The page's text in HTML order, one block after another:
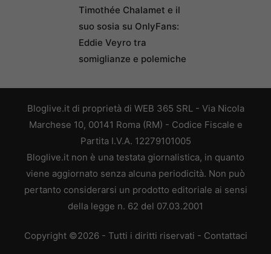
Timothée Chalamet e il
suo sosia su OnlyFans:
Eddie Veyro tra
somiglianze e polemiche
Bloglive.it di proprietà di WEB 365 SRL - Via Nicola
Marchese 10, 00141 Roma (RM) - Codice Fiscale e
Partita I.V.A. 12279101005
Bloglive.it non è una testata giornalistica, in quanto
viene aggiornato senza alcuna periodicità. Non può
pertanto considerarsi un prodotto editoriale ai sensi
della legge n. 62 del 07.03.2001
Copyright ©2026 - Tutti i diritti riservati - Contattaci